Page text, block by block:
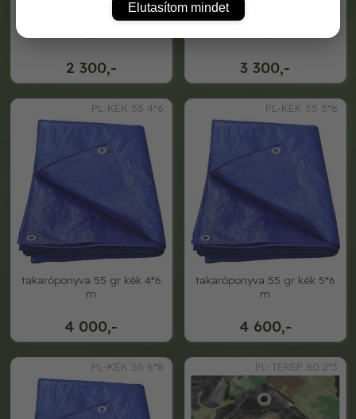
2 300,-
takaróponyva 55 gr kék 3*5
3 300,-
takaróponyva 55 gr kék 4*5
PL-KÉK 55 4*6
4 000,-
takaróponyva 55 gr kék 4*6
m
PL-KÉK 55 5*6
4 600,-
takaróponyva 55 gr kék 5*6
m
PL-KÉK 55 6*8 PL-TEREP 80 2*3
Elutasítom mindet